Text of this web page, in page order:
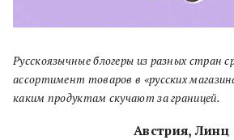
Русскоязычные блогеры из разных стран
ассортимент товаров в «русских
каким продуктам скучают за границей.
Австрия, Линц